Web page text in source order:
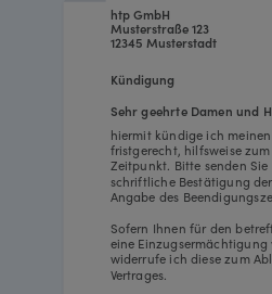
htp GmbH
Musterstraße 123
12345 Musterstadt
hiermit kündige ich meinen
fristgerecht, hilfsweise
Zeitpunkt. Bitte senden Sie
schriftliche Bestätigung
Angabe des
Sofern Ihnen für den
eine Einzugsermächtigung
widerrufe ich diese zum
Vertrages.
Sehr geehrte Damen und
Kündigung